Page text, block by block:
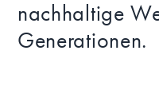
nachhaltige
Generationen.